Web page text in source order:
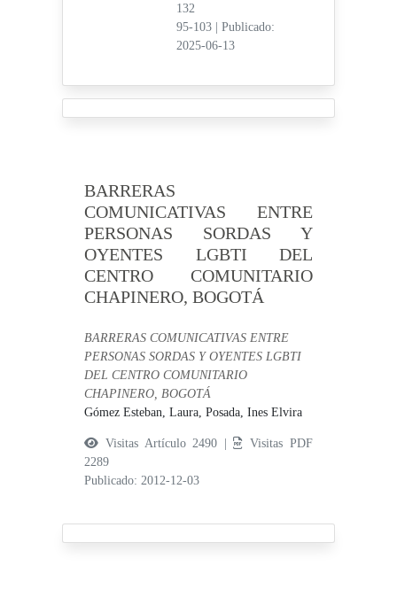
132
95-103
Publicado:
2025-06-13
BARRERAS
COMUNICATIVAS ENTRE
PERSONAS SORDAS Y
OYENTES LGBTI DEL
CENTRO COMUNITARIO
CHAPINERO, BOGOTÁ
BARRERAS COMUNICATIVAS ENTRE
PERSONAS SORDAS Y OYENTES LGBTI
DEL CENTRO COMUNITARIO
CHAPINERO, BOGOTÁ
Gómez Esteban, Laura,Posada, Ines Elvira
Visitas Artículo 2490 |
Visitas PDF
2289
Publicado: 2012-12-03